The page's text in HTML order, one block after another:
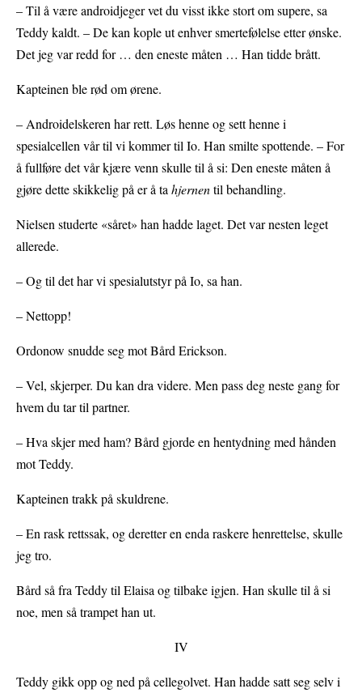
– Til å være androidjeger vet du visst ikke stort om supere, sa
Teddy kaldt. – De kan kople ut enhver smertefølelse etter ønske.
Det jeg var redd for … den eneste måten … Han tidde brått.
Kapteinen ble rød om ørene.
– Androidelskeren har rett. Løs henne og sett henne i
spesialcellen vår til vi kommer til Io. Han smilte spottende. – For
å fullføre det vår kjære venn skulle til å si: Den eneste måten å
gjøre dette skikkelig på er å ta hjernentil behandling.
Nielsen studerte «såret» han hadde laget. Det var nesten leget
allerede.
– Og til det har vi spesialutstyr på Io, sa han.
– Nettopp!
Ordonow snudde seg mot Bård Erickson.
– Vel, skjerper. Du kan dra videre. Men pass deg neste gang for
hvem du tar til partner.
– Hva skjer med ham? Bård gjorde en hentydning med hånden
mot Teddy.
Kapteinen trakk på skuldrene.
– En rask rettssak, og deretter en enda raskere henrettelse, skulle
jeg tro.
Bård så fra Teddy til Elaisa og tilbake igjen. Han skulle til å si
noe, men så trampet han ut.
IV
Teddy gikk opp og ned på cellegolvet. Han hadde satt seg selv i